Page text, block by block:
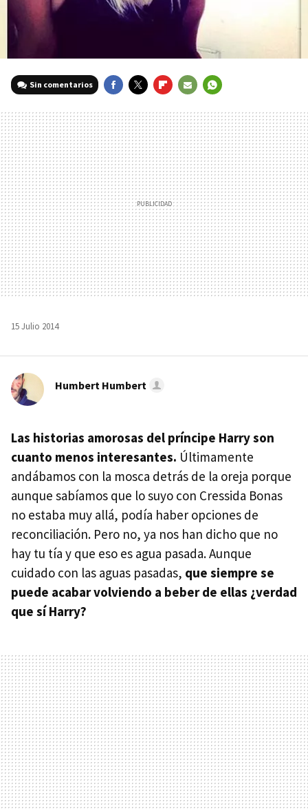
Sin comentarios
MAIL
15 Julio 2014
Humbert Humbert
Las historias amorosas del príncipe Harry son
cuanto menos interesantes. Últimamente
andábamos con la mosca detrás de la oreja porque
aunque sabíamos que lo suyo con Cressida Bonas
no estaba muy allá, podía haber opciones de
reconciliación. Pero no, ya nos han dicho que no
hay tu tía y que eso es agua pasada. Aunque
cuidado con las aguas pasadas, que siempre se
puede acabar volviendo a beber de ellas ¿verdad
que sí Harry?